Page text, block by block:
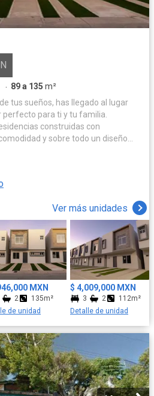
· 89 a 135 m²
tus sueños, has llegado al lugar
perfecto para ti y tu familia.
construidas con
y sobre todo un diseño
Ver más unidades
MXN
2
135m²
de unidad
$ 4,009,000 MXN
3 2
112m²
Detalle de unidad